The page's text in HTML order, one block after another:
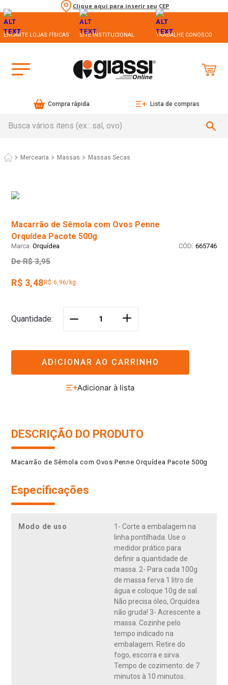
Clique aqui para inserir seu CEP
ENCARTE LOJAS FÍSICAS SITE INSTITUCIONAL TRABALHE CONOSCO
Compra rápida Lista de compras
Mercearia Massas Massas Secas
Macarrão de Sêmola com Ovos Penne
Orquídea Pacote 500g
Orquídea : 665746
De R$ 3,95
R$ 3,48 R$ 6,96/kg
Quantidade ＋
ADICIONAR AO CARRINHO
DESCRIÇÃO DO PRODUTO
Macarrão de Sêmola com Ovos Penne Orquídea Pacote 500g
Especificações
Modo de uso
1- Corte a embalagem na
linha pontilhada. Use o
medidor prático para
definir a quantidade de
massa. 2- Para cada 100g
de massa ferva 1 litro de
água e coloque 10g de sal.
Não precisa óleo, Orquídea
não gruda! 3- Acrescente a
massa. Cozinhe pelo
tempo indicado na
embalagem. Retire do
fogo, escorra e sirva.
Tempo de cozimento: de 7
minutos à 10 minutos.